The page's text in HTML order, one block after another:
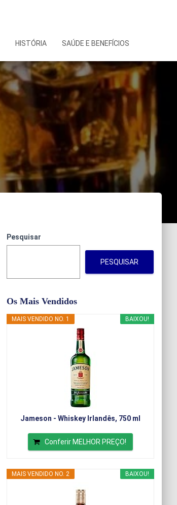
HISTÓRIA SAÚDE E BENEFÍCIOS
Pesquisar
PESQUISAR
Os Mais Vendidos
BAIXOU!
MAIS VENDIDO NO. 1
Jameson - Whiskey Irlandês, 750 ml
Conferir MELHOR PREÇO!
BAIXOU!
MAIS VENDIDO NO. 2